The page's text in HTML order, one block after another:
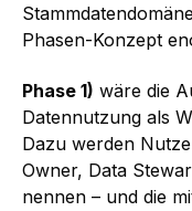
Phasen-Konzept
Phase 1) wäre die
Datennutzung als
Dazu werden
Owner, Data
nennen – und die